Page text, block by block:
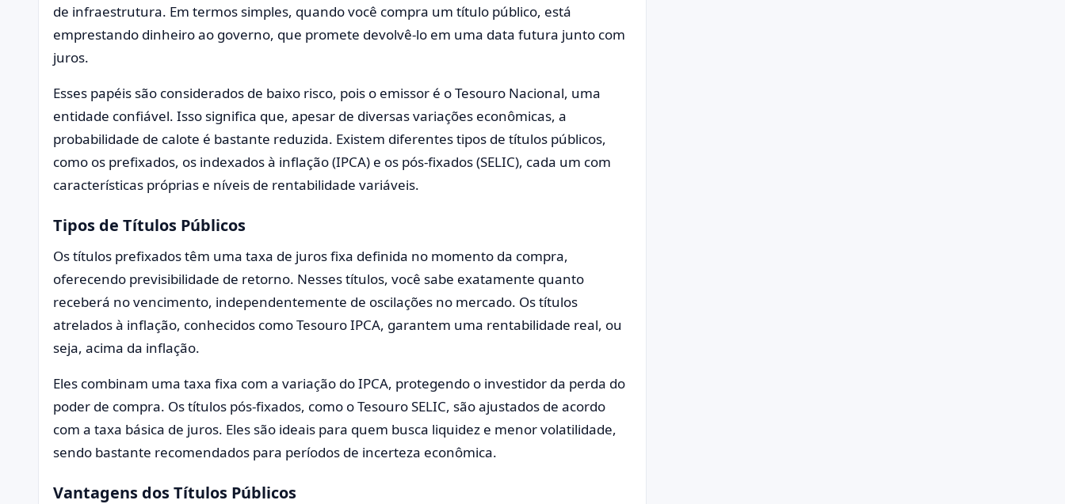
de infraestrutura. Em termos simples, quando você compra um título público, está
emprestando dinheiro ao governo, que promete devolvê-lo em uma data futura junto com
juros.
Esses papéis são considerados de baixo risco, pois o emissor é o Tesouro Nacional, uma
entidade confiável. Isso significa que, apesar de diversas variações econômicas, a
probabilidade de calote é bastante reduzida. Existem diferentes tipos de títulos públicos,
como os prefixados, os indexados à inflação (IPCA) e os pós-fixados (SELIC), cada um com
características próprias e níveis de rentabilidade variáveis.
Tipos de Títulos Públicos
Os títulos prefixados têm uma taxa de juros fixa definida no momento da compra,
oferecendo previsibilidade de retorno. Nesses títulos, você sabe exatamente quanto
receberá no vencimento, independentemente de oscilações no mercado. Os títulos
atrelados à inflação, conhecidos como Tesouro IPCA, garantem uma rentabilidade real, ou
seja, acima da inflação.
Eles combinam uma taxa fixa com a variação do IPCA, protegendo o investidor da perda do
poder de compra. Os títulos pós-fixados, como o Tesouro SELIC, são ajustados de acordo
com a taxa básica de juros. Eles são ideais para quem busca liquidez e menor volatilidade,
sendo bastante recomendados para períodos de incerteza econômica.
Vantagens dos Títulos Públicos